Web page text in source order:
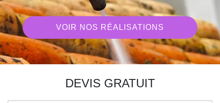
VOIR NOS RÉALISATIONS
DEVIS GRATUIT